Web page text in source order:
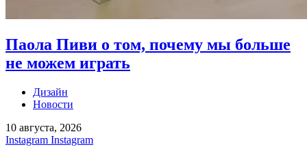
Паола Пиви о том, почему мы больше
не можем играть
Дизайн
Новости
10 августа, 2026
Instagram Instagram